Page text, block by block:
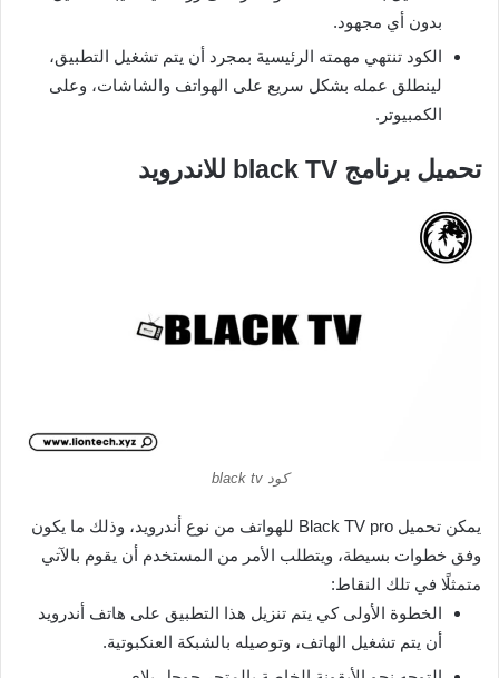
بدون أي مجهود.
الكود تنتهي مهمته الرئيسية بمجرد أن يتم تشغيل التطبيق،
لينطلق عمله بشكل سريع على الهواتف والشاشات، وعلى
الكمبيوتر.
تحميل برنامج black TV للاندرويد
كود black tv
يمكن تحميل Black TV pro للهواتف من نوع أندرويد، وذلك ما يكون
وفق خطوات بسيطة، ويتطلب الأمر من المستخدم أن يقوم بالآتي
متمثلًا في تلك النقاط:
الخطوة الأولى كي يتم تنزيل هذا التطبيق على هاتف أندرويد
أن يتم تشغيل الهاتف، وتوصيله بالشبكة العنكبوتية.